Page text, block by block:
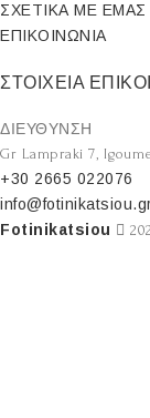
ΣΧΕΤΙΚΑ ΜΕ ΕΜΑΣ
ΕΠΙΚΟΙΝΩΝΙΑ
ΣΤΟΙΧΕΙΑ
ΔΙΕΥΘΥΝΣΗ
Gr Lampraki 7,
+30 2665 022076
Fotinikatsiou